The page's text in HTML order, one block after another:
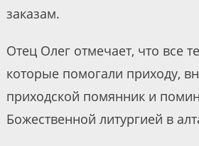
заказам.
Отец Олег отмечает, что все
которые помогали приходу,
приходской помянник и
Божественной литургией в